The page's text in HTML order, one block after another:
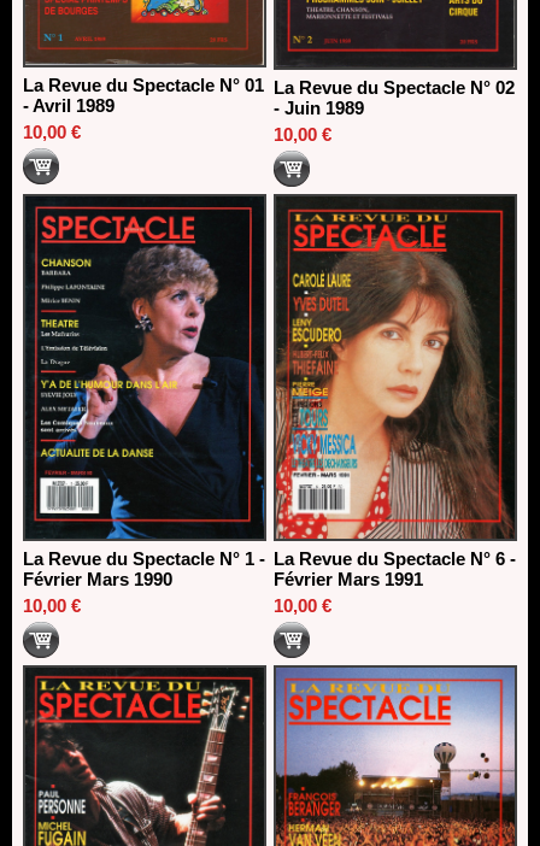
La Revue du Spectacle N° 01
- Avril 1989
10,00 €
La Revue du Spectacle N° 02
- Juin 1989
10,00 €
La Revue du Spectacle N° 1 -
Février Mars 1990
10,00 €
La Revue du Spectacle N° 6 -
Février Mars 1991
10,00 €